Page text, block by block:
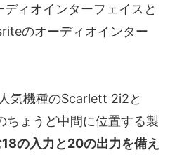
ィオインターフェイスと
のオーディオインター
気機種のScarlett 2i2と
ょうど中間に位置する製
の入力と20の出力を備え